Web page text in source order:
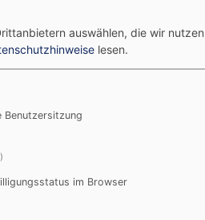
der Missions- und
in der
Dietmar Frey,
und Dekanatsbeauftragter
auswählen, die wir nutzen
lesen.
Benutzersitzung
im Browser